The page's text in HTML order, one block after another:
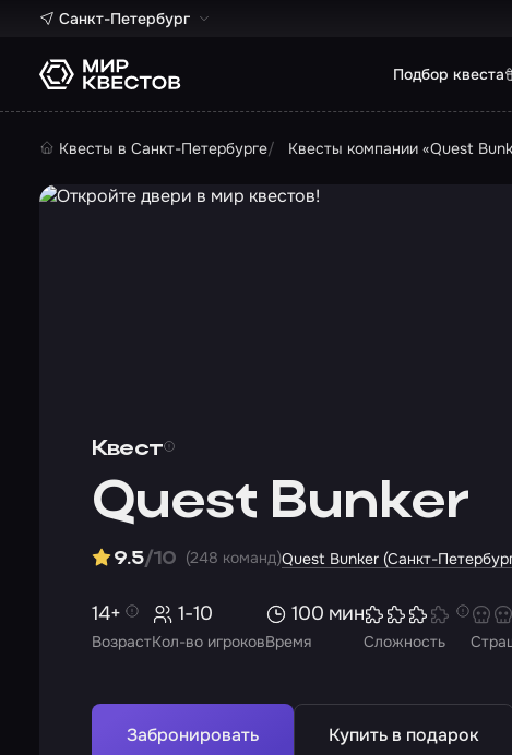
Санкт-Петербург
Подбор квеста
Квесты в Санкт-Петербурге Квесты компании «Quest
Квест
Quest Bunker
Quest Bunker (Санкт-
9.5/10 (248 команд)
Возраст
14+
Кол-во игроков
1-10
Время
100 мин
Сложность
Забронировать Купить в подарок